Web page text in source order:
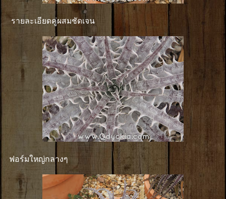
รายละเอียดคู่ผสมชัดเจน
ฟอร์มใหญ่กลางๆ